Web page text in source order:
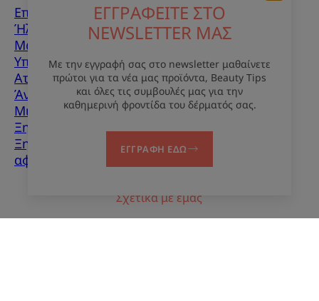
ΕΓΓΡΑΦΕΙΤΕ ΣΤΟ
NEWSLETTER ΜΑΣ
Με την εγγραφή σας στο newsletter μαθαίνετε
πρώτοι για τα νέα μας προϊόντα, Beauty Tips
και όλες τις συμβουλές μας για την
καθημερινή φροντίδα του δέρματός σας.
ΕΓΓΡΑΦΗ ΕΔΩ
Επούλωση ουλών
Ήλιος
Μωρό
Υπερκεράτωση
Ατέλειες δέρματος
Άνδρες
Μικτό δέρμα
Ξηρό δέρμα
Ξηρότητα και
αφυδάτωση
Σχετικά με εμάς